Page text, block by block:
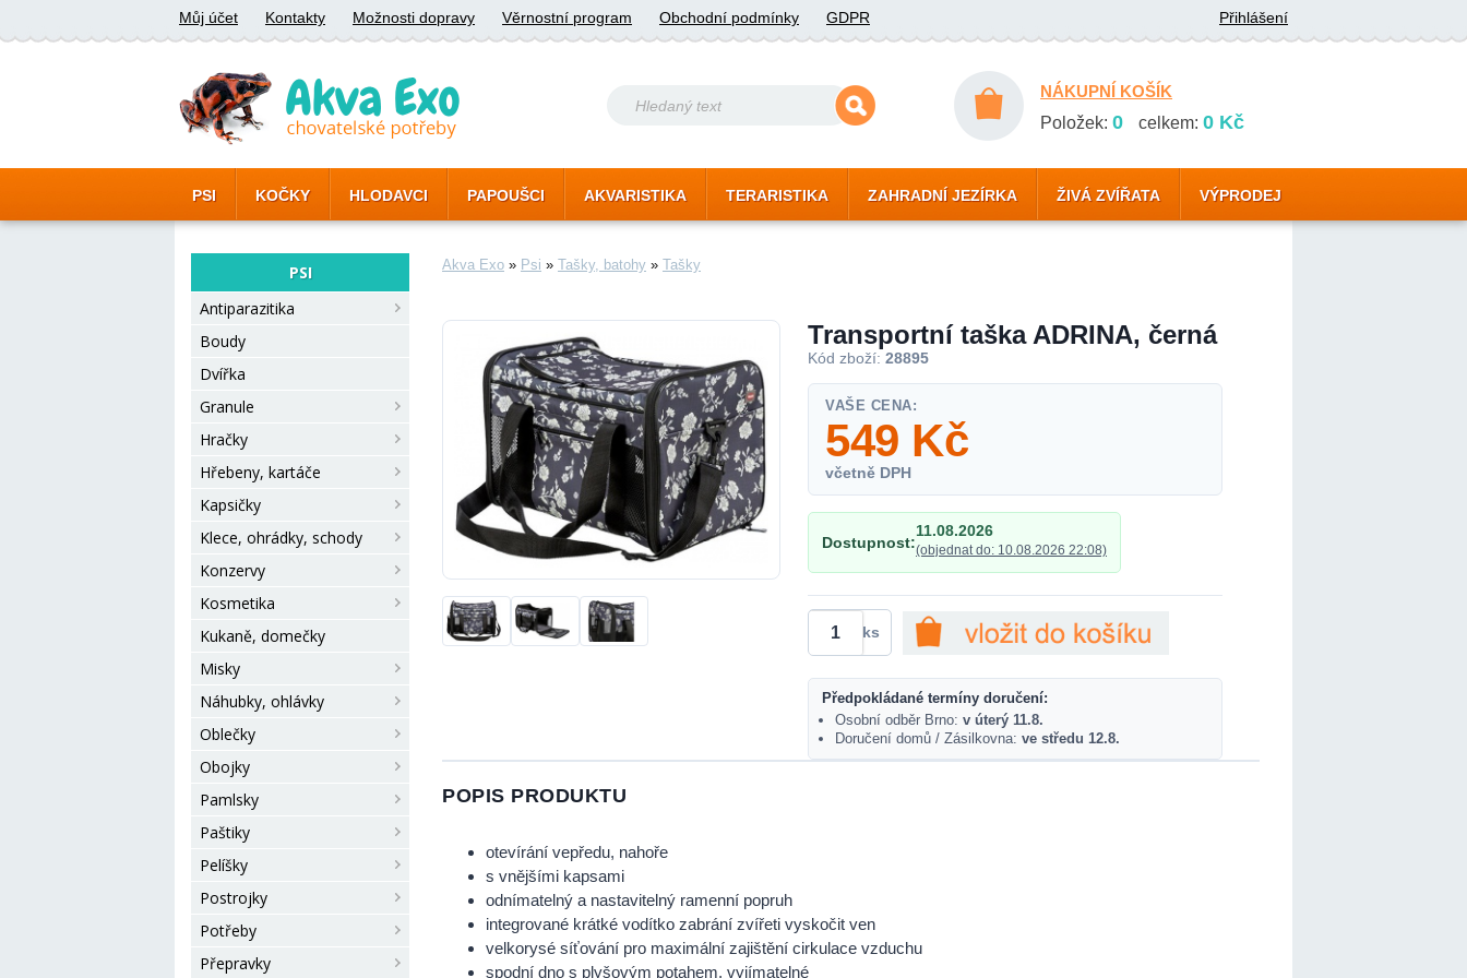
Můj účet Kontakty Možnosti dopravy Věrnostní program Obchodní podmínky GDPR Přihlášení
NÁKUPNÍ KOŠÍK
Položek: 0 celkem: 0 Kč
PSI KOČKY HLODAVCI PAPOUŠCI AKVARISTIKA TERARISTIKA ZAHRADNÍ JEZÍRKA ŽIVÁ ZVÍŘATA VÝPRODEJ
PSI
Antiparazitika
Boudy
Dvířka
Granule
Hračky
Hřebeny, kartáče
Kapsičky
Klece, ohrádky, schody
Konzervy
Kosmetika
Kukaně, domečky
Misky
Náhubky, ohlávky
Oblečky
Obojky
Pamlsky
Paštiky
Pelíšky
Postrojky
Potřeby
Přepravky
Akva Exo » Psi » Tašky, batohy » Tašky
Transportní taška ADRINA, černá
Kód zboží: 28895
VAŠE CENA:
549 Kč
včetně DPH
Dostupnost:
11.08.2026
(objednat do: 10.08.2026 22:08)
ks
Předpokládané termíny doručení:
Osobní odběr Brno: v úterý 11.8.
Doručení domů / Zásilkovna: ve středu 12.8.
POPIS PRODUKTU
otevírání vepředu, nahoře
s vnějšími kapsami
odnímatelný a nastavitelný ramenní popruh
integrované krátké vodítko zabrání zvířeti vyskočit ven
velkorysé síťování pro maximální zajištění cirkulace vzduchu
spodní dno s plyšovým potahem, vyjímatelné